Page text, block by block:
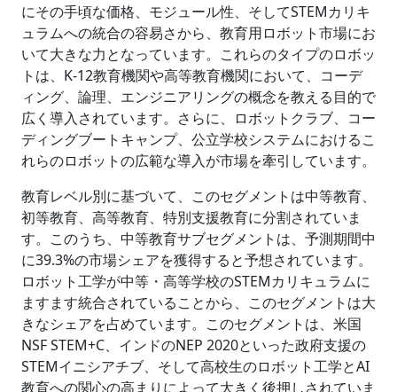
にその手頃な価格、モジュール性、そしてSTEMカリキ
ュラムへの統合の容易さから、教育用ロボット市場にお
いて大きな力となっています。これらのタイプのロボッ
トは、K-12教育機関や高等教育機関において、コーデ
ィング、論理、エンジニアリングの概念を教える目的で
広く導入されています。さらに、ロボットクラブ、コー
ディングブートキャンプ、公立学校システムにおけるこ
れらのロボットの広範な導入が市場を牽引しています。
教育レベル別に基づいて、このセグメントは中等教育、
初等教育、高等教育、特別支援教育に分割されていま
す。このうち、中等教育サブセグメントは、予測期間中
に39.3%の市場シェアを獲得すると予想されています。
ロボット工学が中等・高等学校のSTEMカリキュラムに
ますます統合されていることから、このセグメントは大
きなシェアを占めています。このセグメントは、米国
NSF STEM+C、インドのNEP 2020といった政府支援の
STEMイニシアチブ、そして高校生のロボット工学とAI
教育への関心の高まりによって大きく後押しされていま